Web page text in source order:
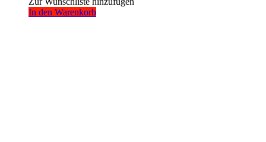
In den Warenkorb